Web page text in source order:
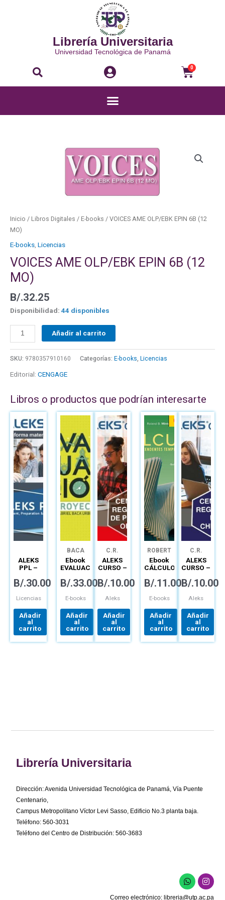
Librería Universitaria
Universidad Tecnológica de Panamá
Buscar 0
Menú
Inicio / Libros Digitales / E-books / VOICES AME OLP/EBK EPIN 6B (12
MO)
E-books, Licencias
VOICES AME OLP/EBK EPIN 6B (12
MO)
B/.32.25
Disponibilidad: 44 disponibles
Añadir al carrito
SKU: 9780357910160 Categorías: E-books Licencias
Editorial: CENGAGE
Libros o productos que podrían interesarte
ALEKS
PPL –
MATEMÁTICA
B/.30.00
Licencias
Añadir
al
carrito
BACA
URBINA
Ebook
EVALUACION
PROYECTOS
B/.33.00
E-books
Añadir
al
carrito
C.R.
PANAMÁ
OESTE
ALEKS
CURSO –
MATEMÁTICA
APRENDIZAJE
B/.10.00
Aleks
Añadir
al
carrito
ROBERT
SMITH
Ebook
CÁLCULO
TEMPRANAS
CONNECT
B/.11.00
E-books
Añadir
al
carrito
C.R.
CHIRIQUÍ
ALEKS
CURSO –
MATEMÁTICA
B/.10.00
Aleks
Añadir
al
carrito
Librería Universitaria
Dirección: Avenida Universidad Tecnológica de Panamá, Vía Puente
Centenario,
Campus Metropolitano Víctor Levi Sasso, Edificio No.3 planta baja.
Teléfono: 560-3031
Teléfono del Centro de Distribución: 560-3683
W
h
a
I
n
s
Correo electrónico: libreria@utp.ac.pa